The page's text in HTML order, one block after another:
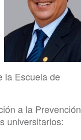
la Escuela de
a la Prevención
universitarios: